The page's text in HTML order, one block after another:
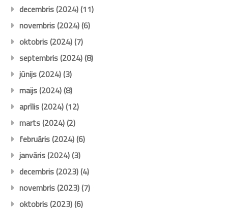
decembris (2024)(11)
novembris (2024)(6)
oktobris (2024)(7)
septembris (2024)(8)
jūnijs (2024)(3)
maijs (2024)(8)
aprīlis (2024)(12)
marts (2024)(2)
februāris (2024)(6)
janvāris (2024)(3)
decembris (2023)(4)
novembris (2023)(7)
oktobris (2023)(6)